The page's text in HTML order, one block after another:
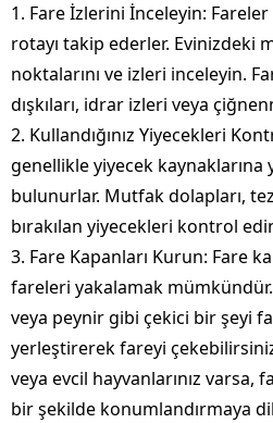
1. Fare İzlerini İnceleyin:
rotayı takip ederler. Evinizdeki
noktalarını ve izleri inceleyin.
dışkıları, idrar izleri veya
2. Kullandığınız Yiyecekleri
genellikle yiyecek kaynaklarına
bulunurlar. Mutfak dolapları,
bırakılan yiyecekleri kontrol
3. Fare Kapanları Kurun: Fare
fareleri yakalamak mümkündür.
veya peynir gibi çekici bir şeyi
yerleştirerek fareyi
veya evcil hayvanlarınız varsa,
bir şekilde konumlandırmaya